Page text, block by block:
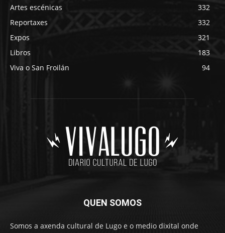
Artes escénicas
332
Reportaxes
332
Expos
321
Libros
183
Viva o San Froilán
94
QUEN SOMOS
Somos a axenda cultural de Lugo e o medio dixital onde